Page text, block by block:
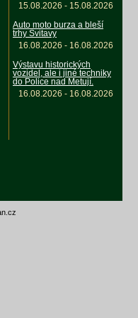
15.08.2026 - 15.08.2026
Auto moto burza a bleší
trhy Svitavy
16.08.2026 - 16.08.2026
Výstavu historických
vozidel, ale i jiné techniky
do Police nad Metují.
16.08.2026 - 16.08.2026